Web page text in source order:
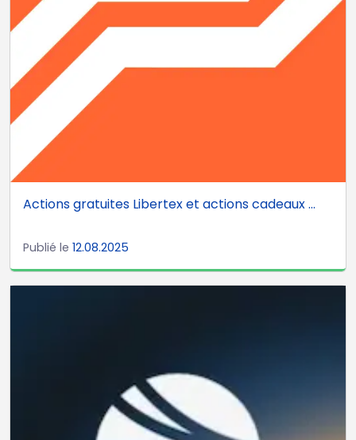
Actions gratuites Libertex et actions cadeaux ...
Publié le 12.08.2025